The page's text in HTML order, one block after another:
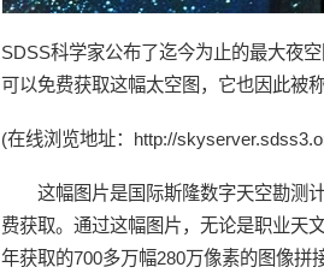
SDSS科学家公布了迄今为止的最大夜空
可以免费获取这幅太空图，它也因此被
(在线浏览地址： http://
这幅图片是国际斯隆数字天空勘测计
费获取。通过这幅图片，无论是职业天
年获取的700多万幅280万像素的图像拼